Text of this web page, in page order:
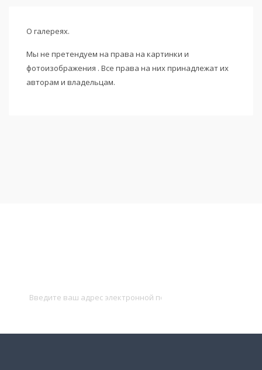
О галереях.
Мы не претендуем на права на картинки и
фотоизображения . Все права на них принадлежат их
авторам и владельцам.